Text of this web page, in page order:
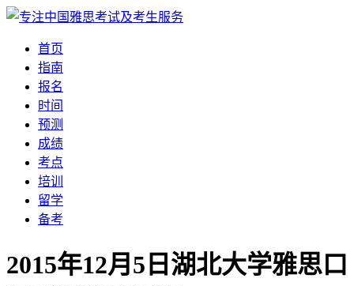
首页
指南
报名
时间
预测
成绩
考点
培训
留学
备考
2015年12月5日湖北大学雅思口